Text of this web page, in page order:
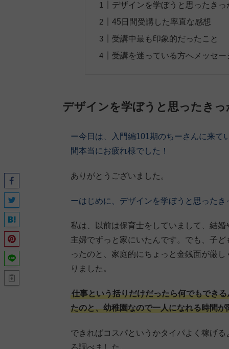
デザインを学ぼうと思ったきっ
45日間受講した率直な感想
受講中最も印象的だったこと
受講を迷っている方へメッセー
デザインを学ぼうと思ったきっ
ー今日は、入門編101期のちーさんに来て
間本当にお疲れ様でした！
ありがとうございました。
ーはじめに、デザインを学ぼうと思った
私は、以前は保育士をしていまして、結
主婦でずっと家にいたんです。でも、子
ったのと、家庭的にちょっと金銭面が厳
りました。
仕事という括りだけだったら何でもでき
たのと、幼稚園なので一人になれる時間
できればコスパというかタイパよく稼げ
ろ調べました。